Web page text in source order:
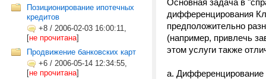
Позиционирование ипотечных
кредитов
+8 / 2006-02-03 16:00:11,
[не прочитана]
Продвижение банковских карт
+6 / 2006-05-14 12:34:55,
[не прочитана]
Основная задача в
дифференцирования
предположительно
(например, привлечь
этом услуги также
a. Дифференцирование